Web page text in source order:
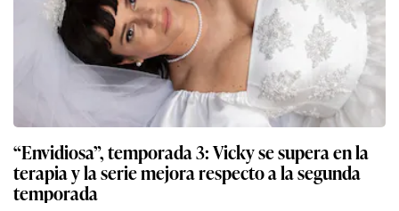
“Envidiosa”, temporada 3: Vicky se supera en la
terapia y la serie mejora respecto a la segunda
temporada